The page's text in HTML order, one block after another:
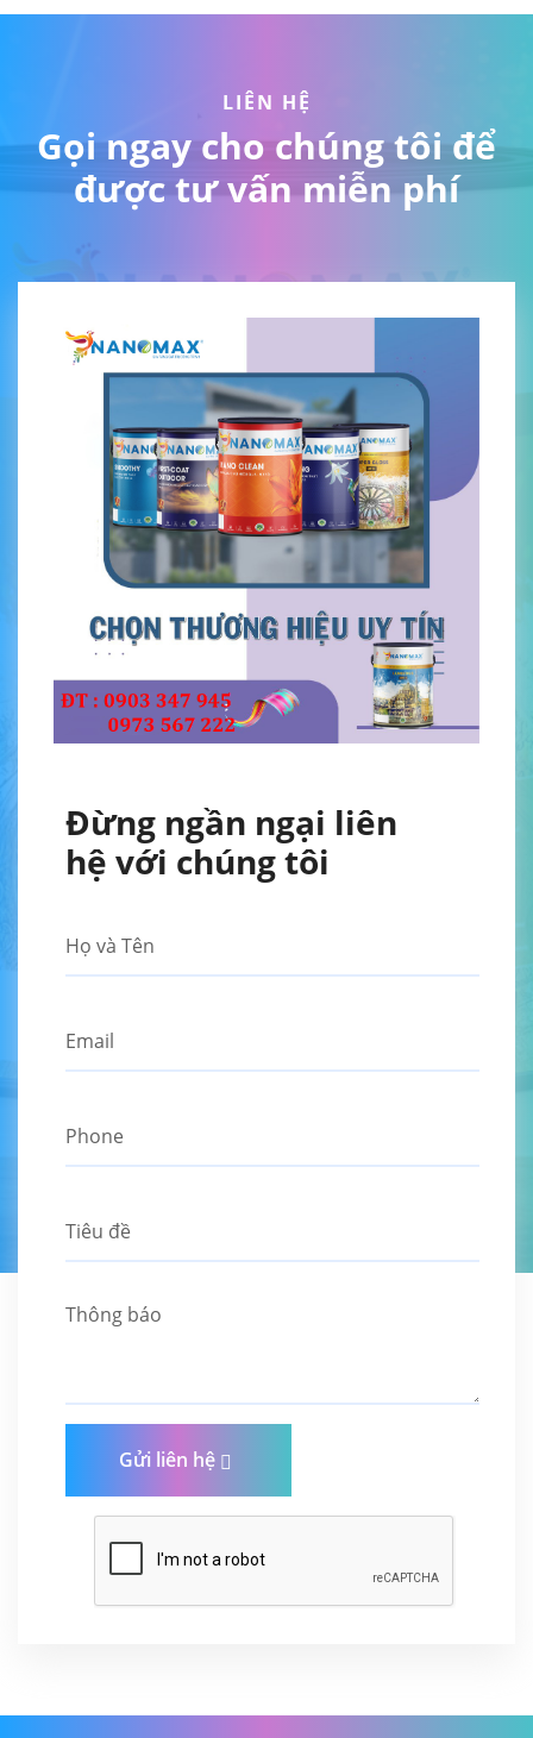
LIÊN HỆ
Gọi ngay cho chúng tôi để
được tư vấn miễn phí
Đừng ngần ngại liên
hệ với chúng tôi
Gửi liên hệ